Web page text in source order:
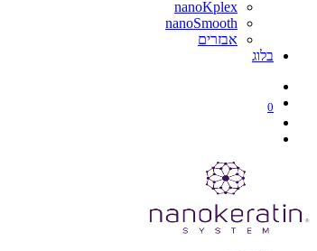
nanoKplex
nanoSmooth
אבזרים
בלוג
0